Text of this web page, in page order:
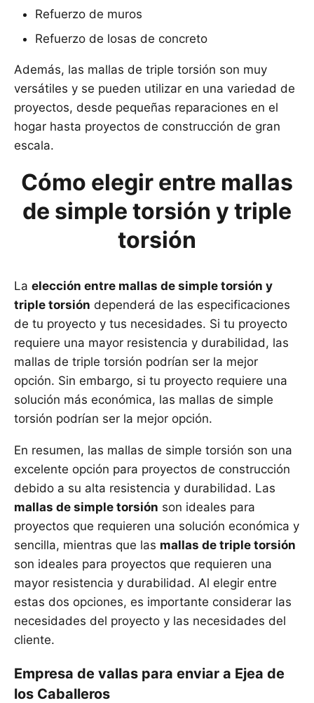
Refuerzo de muros
Refuerzo de losas de concreto
Además, las mallas de triple torsión son muy
versátiles y se pueden utilizar en una variedad de
proyectos, desde pequeñas reparaciones en el
hogar hasta proyectos de construcción de gran
escala.
Cómo elegir entre mallas
de simple torsión y triple
torsión
La elección entre mallas de simple torsión y
triple torsión dependerá de las especificaciones
de tu proyecto y tus necesidades. Si tu proyecto
requiere una mayor resistencia y durabilidad, las
mallas de triple torsión podrían ser la mejor
opción. Sin embargo, si tu proyecto requiere una
solución más económica, las mallas de simple
torsión podrían ser la mejor opción.
En resumen, las mallas de simple torsión son una
excelente opción para proyectos de construcción
debido a su alta resistencia y durabilidad. Las
mallas de simple torsión son ideales para
proyectos que requieren una solución económica y
sencilla, mientras que las mallas de triple torsión
son ideales para proyectos que requieren una
mayor resistencia y durabilidad. Al elegir entre
estas dos opciones, es importante considerar las
necesidades del proyecto y las necesidades del
cliente.
Empresa de vallas para enviar a Ejea de
los Caballeros